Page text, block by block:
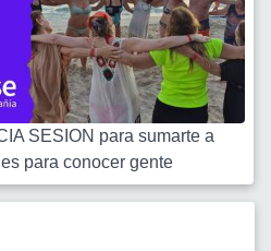
SESION para sumarte a
para conocer gente